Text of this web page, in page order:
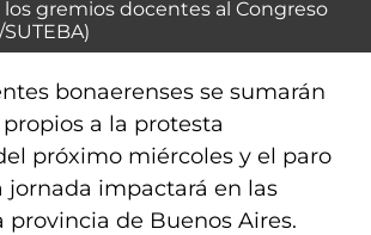
gremios docentes al Congreso
bonaerenses se sumarán
a la protesta
próximo miércoles y el paro
jornada impactará en las
provincia de Buenos Aires.